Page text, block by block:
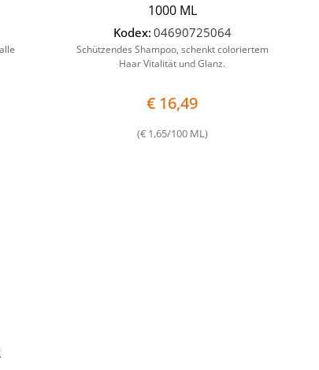
1000 ML
Kodex: 04690725064
Schützendes Shampoo, schenkt coloriertem
Haar Vitalität und Glanz.
€ 16,49
(€ 1,65/100 ML)